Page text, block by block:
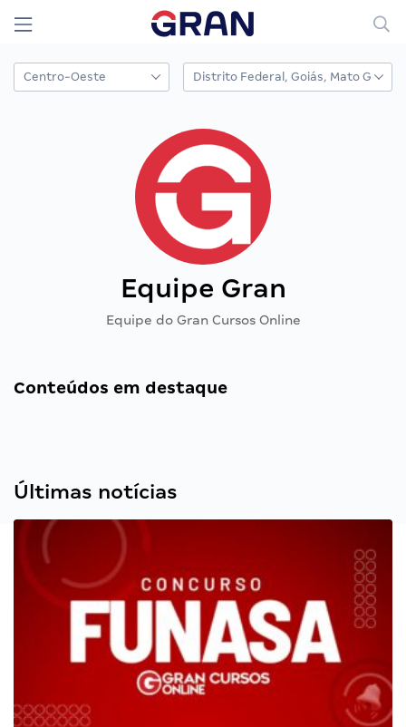
Equipe Gran
Equipe do Gran Cursos Online
Conteúdos em destaque
Últimas notícias